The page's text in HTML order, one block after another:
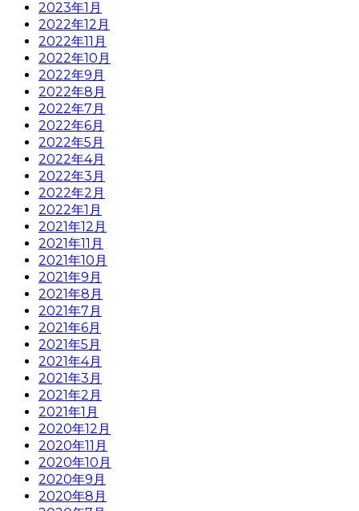
2023年1月
2022年12月
2022年11月
2022年10月
2022年9月
2022年8月
2022年7月
2022年6月
2022年5月
2022年4月
2022年3月
2022年2月
2022年1月
2021年12月
2021年11月
2021年10月
2021年9月
2021年8月
2021年7月
2021年6月
2021年5月
2021年4月
2021年3月
2021年2月
2021年1月
2020年12月
2020年11月
2020年10月
2020年9月
2020年8月